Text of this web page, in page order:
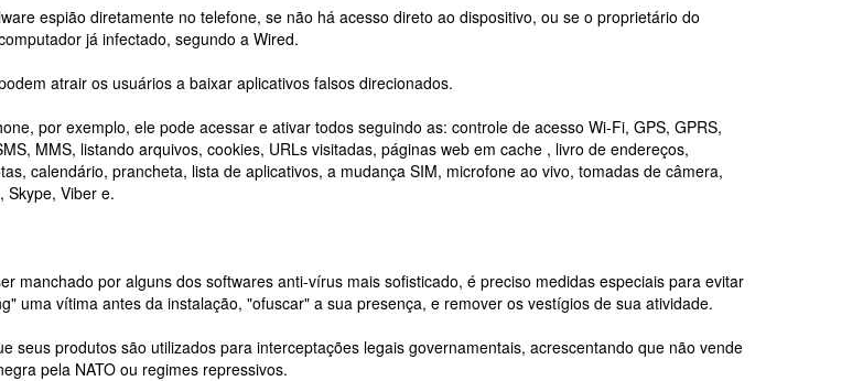
espião diretamente no telefone, se não há acesso direto ao dispositivo, ou se o proprietário do
já infectado, segundo a Wired.
atrair os usuários a baixar aplicativos falsos direcionados.
por exemplo, ele pode acessar e ativar todos seguindo as: controle de acesso Wi-Fi, GPS, GPRS,
MMS, listando arquivos, cookies, URLs visitadas, páginas web em cache , livro de endereços,
calendário, prancheta, lista de aplicativos, a mudança SIM, microfone ao vivo, tomadas de câmera,
Skype, Viber e.
manchado por alguns dos softwares anti-vírus mais sofisticado, é preciso medidas especiais para evitar
uma vítima antes da instalação, "ofuscar" a sua presença, e remover os vestígios de sua atividade.
seus produtos são utilizados para interceptações legais governamentais, acrescentando que não vende
pela NATO ou regimes repressivos.